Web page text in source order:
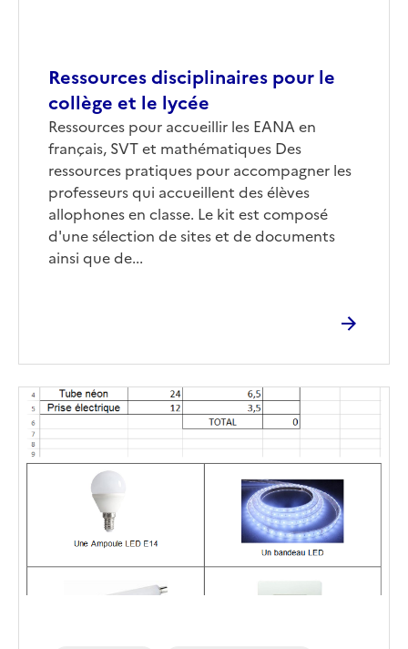
Ressources disciplinaires pour le
collège et le lycée
Corps
Ressources pour accueillir les EANA en
français, SVT et mathématiques Des
ressources pratiques pour accompagner les
professeurs qui accueillent des élèves
allophones en classe. Le kit est composé
d'une sélection de sites et de documents
ainsi que de...